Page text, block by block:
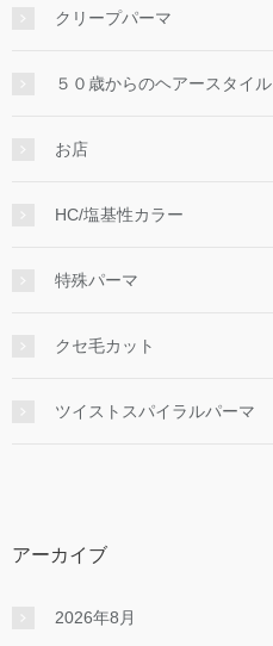
クリープパーマ
５０歳からのヘアースタイル
お店
HC/塩基性カラー
特殊パーマ
クセ毛カット
ツイストスパイラルパーマ
アーカイブ
2026年8月